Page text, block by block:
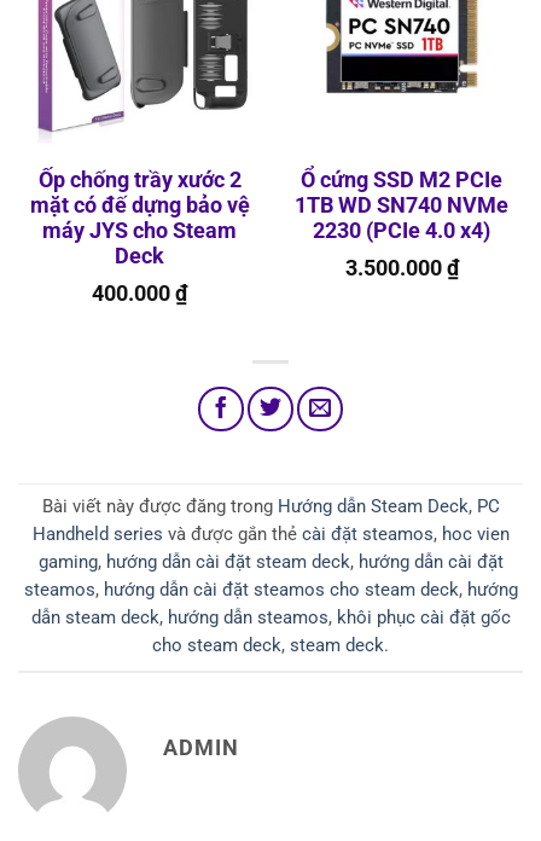
Ốp chống trầy xước 2
mặt có đế dựng bảo vệ
máy JYS cho Steam
Deck
400.000 ₫
Ổ cứng SSD M2 PCIe
1TB WD SN740 NVMe
2230 (PCIe 4.0 x4)
3.500.000 ₫
Bài viết này được đăng trong Hướng dẫn Steam Deck, PC
Handheld series và được gắn thẻ cài đặt steamos, hoc vien
gaming, hướng dẫn cài đặt steam deck, hướng dẫn cài đặt
steamos, hướng dẫn cài đặt steamos cho steam deck, hướng
dẫn steam deck, hướng dẫn steamos, khôi phục cài đặt gốc
cho steam deck, steam deck.
ADMIN